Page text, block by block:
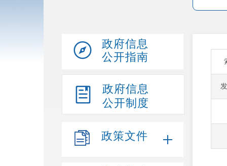
政府信息
公开指南
政府信息
公开制度
政策文件